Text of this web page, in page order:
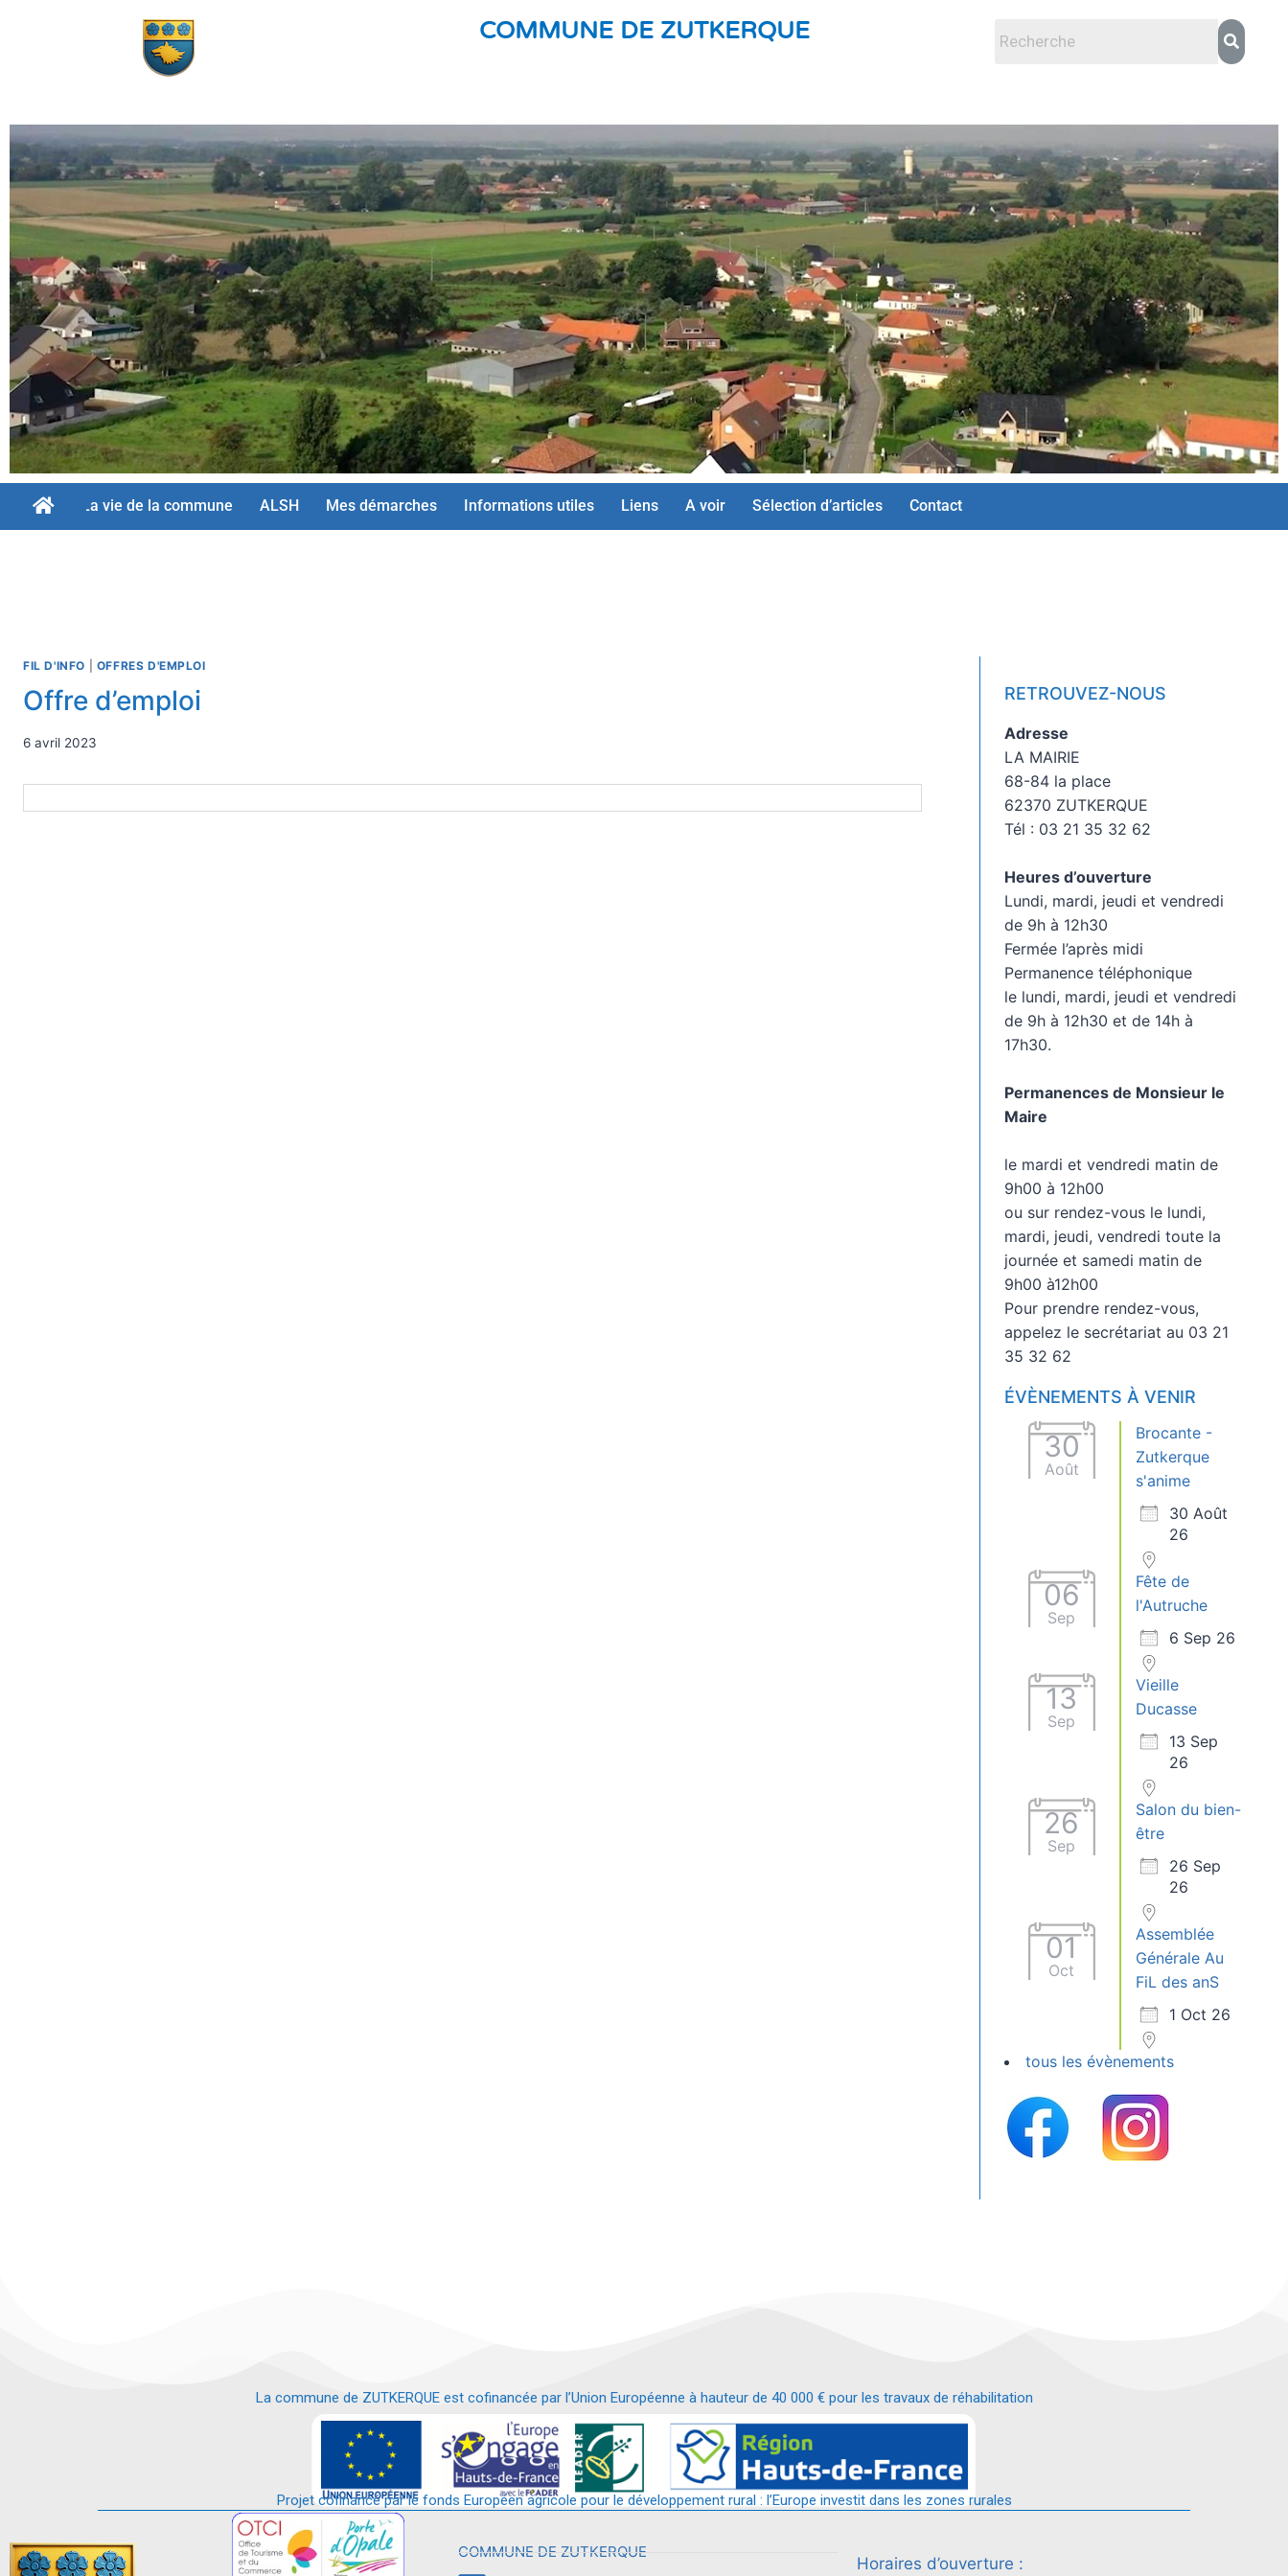
COMMUNE DE ZUTKERQUE
La vie de la commune ALSH Mes démarches Informations utiles Liens A voir Sélection d’articles Contact
FIL D'INFO OFFRES D'EMPLOI
Offre d’emploi
6 avril 2023
RETROUVEZ-NOUS
Adresse
LA MAIRIE
68-84 la place
62370 ZUTKERQUE
Tél : 03 21 35 32 62
Heures d’ouverture
Lundi, mardi, jeudi et vendredi
de 9h à 12h30
Fermée l’après midi
Permanence téléphonique
le lundi, mardi, jeudi et vendredi
de 9h à 12h30 et de 14h à
17h30.
Permanences de Monsieur le
Maire
le mardi et vendredi matin de
9h00 à 12h00
ou sur rendez-vous le lundi,
mardi, jeudi, vendredi toute la
journée et samedi matin de
9h00 à12h00
Pour prendre rendez-vous,
appelez le secrétariat au 03 21
35 32 62
ÉVÈNEMENTS À VENIR
30
Août
Brocante -
Zutkerque
s'anime
30 Août
26
06
Sep
Fête de
l'Autruche
6 Sep 26
13
Sep
Vieille
Ducasse
13 Sep
26
26
Sep
Salon du bien-
être
26 Sep
26
01
Oct
Assemblée
Générale Au
FiL des anS
1 Oct 26
tous les évènements
La commune de ZUTKERQUE est cofinancée par l’Union Européenne à hauteur de 40 000 € pour les travaux de réhabilitation
et requalification d’un bâtiment en services et commerces de proximité.
Projet cofinancé par le fonds Européen agricole pour le développement rural : l’Europe investit dans les zones rurales
COMMUNE DE ZUTKERQUE
Horaires d’ouverture :